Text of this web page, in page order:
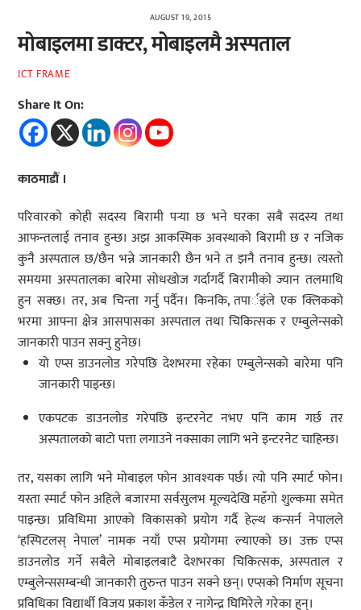
AUGUST 19, 2015
मोबाइलमा डाक्टर, मोबाइलमै अस्पताल
ICT FRAME
Share It On:
काठमाडौं ।
परिवारको कोही सदस्य बिरामी पर्‍या छ भने घरका सबै सदस्य तथा
आफन्तलाई तनाव हुन्छ। अझ आकस्मिक अवस्थाको बिरामी छ र नजिक
कुनै अस्पताल छ/छैन भन्ने जानकारी छैन भने त झनै तनाव हुन्छ। त्यस्तो
समयमा अस्पतालका बारेमा सोधखोज गर्दागर्दै बिरामीको ज्यान तलमाथि
हुन सक्छ। तर, अब चिन्ता गर्नु पर्दैन। किनकि, तपार्इंले एक क्लिकको
भरमा आफ्ना क्षेत्र आसपासका अस्पताल तथा चिकित्सक र एम्बुलेन्सको
जानकारी पाउन सक्नु हुनेछ।
यो एप्स डाउनलोड गरेपछि देशभरमा रहेका एम्बुलेन्सको बारेमा पनि
जानकारी पाइन्छ।
एकपटक डाउनलोड गरेपछि इन्टरनेट नभए पनि काम गर्छ तर
अस्पतालको बाटो पत्ता लगाउने नक्साका लागि भने इन्टरनेट चाहिन्छ।
तर, यसका लागि भने मोबाइल फोन आवश्यक पर्छ। त्यो पनि स्मार्ट फोन।
यस्ता स्मार्ट फोन अहिले बजारमा सर्वसुलभ मूल्यदेखि महँगो शुल्कमा समेत
पाइन्छ। प्रविधिमा आएको विकासको प्रयोग गर्दै हेल्थ कन्सर्न नेपालले
‘हस्पिटलस् नेपाल’ नामक नयाँ एप्स प्रयोगमा ल्याएको छ। उक्त एप्स
डाउनलोड गर्ने सबैले मोबाइलबाटै देशभरका चिकित्सक, अस्पताल र
एम्बुलेन्ससम्बन्धी जानकारी तुरुन्त पाउन सक्ने छन्। एप्सको निर्माण सूचना
प्रविधिका विद्यार्थी विजय प्रकाश कँडेल र नागेन्द्र घिमिरेले गरेका हुन्।